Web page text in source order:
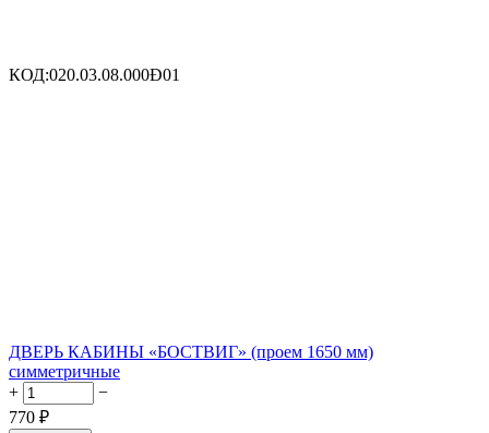
КОД:020.03.08.000Ð01
ДВЕРЬ КАБИНЫ «БОСТВИГ» (проем 1650 мм)
симметричные
+
−
770 ₽